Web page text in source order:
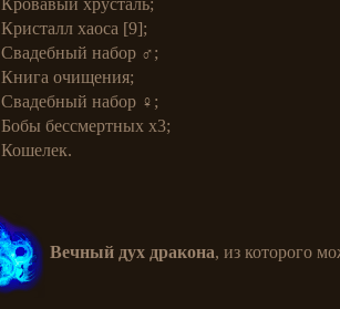
Кровавый хрусталь;
Кристалл хаоса [9];
Свадебный набор ♂;
Книга очищения;
Свадебный набор ♀;
Бобы бессмертных x3;
Кошелек.
Вечный дух дракона, из которого